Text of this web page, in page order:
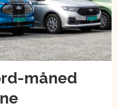
måned